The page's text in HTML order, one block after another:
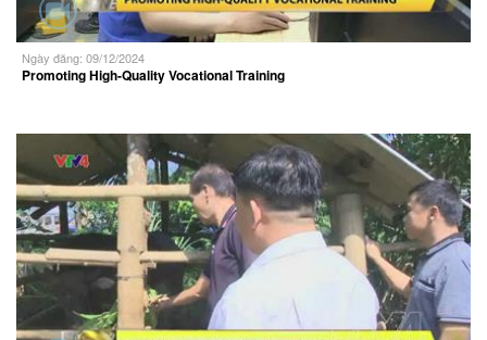
Ngày đăng: 09/12/2024
Promoting High-Quality Vocational Training